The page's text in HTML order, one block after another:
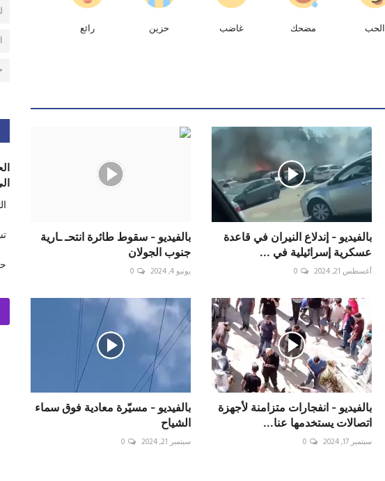
الحب مضحك غاضب حزين رائع
بالفيديو - إندلاع النيران في قاعدة
عسكرية إسرائيلية في ...
أغسطس 21, 2024 0
بالفيديو - سقوط طائرة انتحـ ـارية
جنوب الجولان
يونيو 4, 2024 0
بالفيديو - انفجارات متزامنة لأجهزة
اتصالات يستخدمها عنا...
سبتمبر 17, 2024 0
بالفيديو - مسيّرة معادية فوق سماء
سبتمبر 21, 2024 0